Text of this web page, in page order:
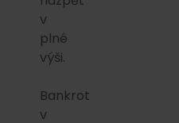
v
plné
výši.
Bankrot
v